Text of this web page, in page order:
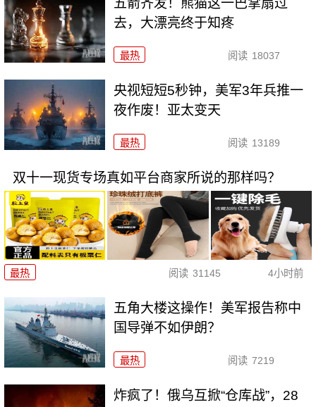
五箭齐发！熊猫这一巴掌扇过
去，大漂亮终于知疼
最热 阅读 18037
央视短短5秒钟，美军3年兵推一
夜作废！亚太变天
最热 阅读 13189
双十一现货专场真如平台商家所说的那样吗？
最热 阅读 31145 4小时前
五角大楼这操作！美军报告称中
国导弹不如伊朗？
最热 阅读 7219
炸疯了！俄乌互掀“仓库战”，28